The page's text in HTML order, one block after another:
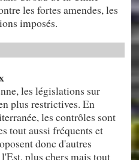
les fortes amendes, les
imposés.
les législations sur
plus restrictives. En
les contrôles sont
tout aussi fréquents et
donc d'autres
plus chers mais tout